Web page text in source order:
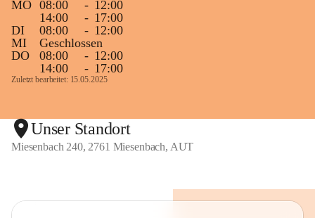
MO 08:00 - 12:00
14:00
- 17:00
DI
08:00 - 12:00
MI
Geschlossen
DO
08:00 - 12:00
14:00
- 17:00
Zuletzt bearbeitet: 15.05.2025
Unser Standort
Miesenbach 240, 2761 Miesenbach, AUT